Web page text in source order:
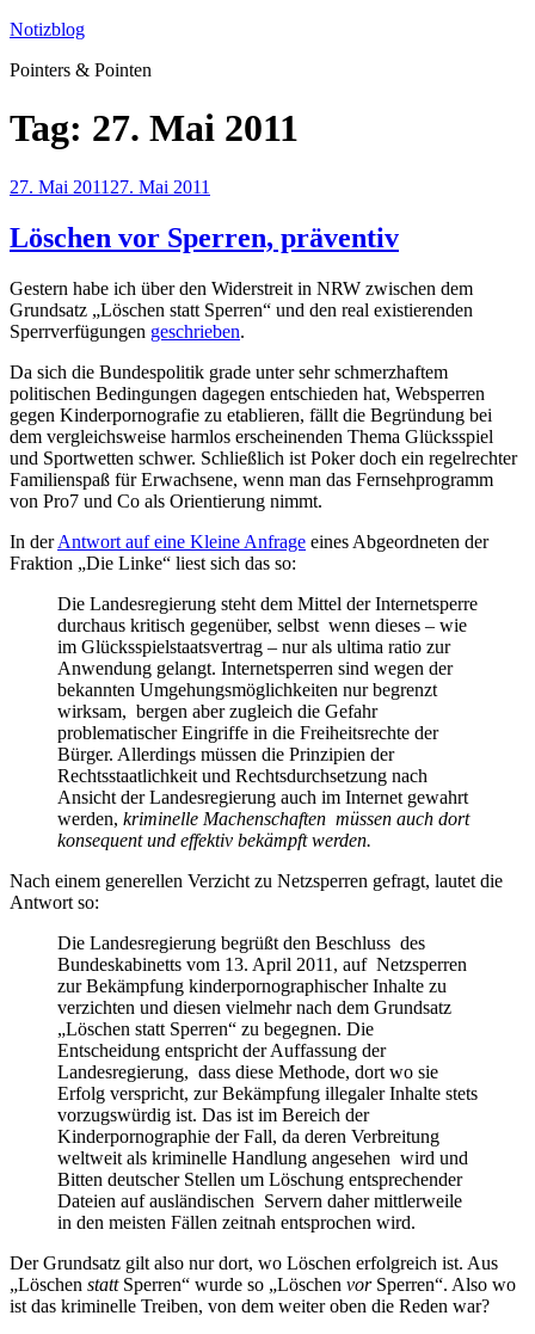
Zum
springen
Notizblog
Pointers & Pointen
Tag: 27. Mai 2011
Veröffentlicht
27. Mai 2011 27. Mai 2011
Löschen vor Sperren, präventiv
Gestern habe ich über den Widerstreit in NRW zwischen dem
Grundsatz „Löschen statt Sperren“ und den real existierenden
Sperrverfügungen geschrieben.
Da sich die Bundespolitik grade unter sehr schmerzhaftem
politischen Bedingungen dagegen entschieden hat, Websperren
gegen Kinderpornografie zu etablieren, fällt die Begründung bei
dem vergleichsweise harmlos erscheinenden Thema Glücksspiel
und Sportwetten schwer. Schließlich ist Poker doch ein regelrechter
Familienspaß für Erwachsene, wenn man das Fernsehprogramm
von Pro7 und Co als Orientierung nimmt.
In derAntwort auf eine Kleine Anfrage eines Abgeordneten der
Fraktion „Die Linke“ liest sich das so:
Die Landesregierung steht dem Mittel der Internetsperre
durchaus kritisch gegenüber, selbst wenn dieses – wie
im Glücksspielstaatsvertrag – nur als ultima ratio zur
Anwendung gelangt. Internetsperren sind wegen der
bekannten Umgehungsmöglichkeiten nur begrenzt
wirksam, bergen aber zugleich die Gefahr
problematischer Eingriffe in die Freiheitsrechte der
Bürger. Allerdings müssen die Prinzipien der
Rechtsstaatlichkeit und Rechtsdurchsetzung nach
Ansicht der Landesregierung auch im Internet gewahrt
werden, kriminelle Machenschaften müssen auch dort
konsequent und effektiv bekämpft werden.
Nach einem generellen Verzicht zu Netzsperren gefragt, lautet die
Antwort so:
Die Landesregierung begrüßt den Beschluss des
Bundeskabinetts vom 13. April 2011, auf Netzsperren
zur Bekämpfung kinderpornographischer Inhalte zu
verzichten und diesen vielmehr nach dem Grundsatz
„Löschen statt Sperren“ zu begegnen. Die
Entscheidung entspricht der Auffassung der
Landesregierung, dass diese Methode, dort wo sie
Erfolg verspricht, zur Bekämpfung illegaler Inhalte stets
vorzugswürdig ist. Das ist im Bereich der
Kinderpornographie der Fall, da deren Verbreitung
weltweit als kriminelle Handlung angesehen wird und
Bitten deutscher Stellen um Löschung entsprechender
Dateien auf ausländischen Servern daher mittlerweile
in den meisten Fällen zeitnah entsprochen wird.
Der Grundsatz gilt also nur dort, wo Löschen erfolgreich ist. Aus
„Löschen stattSperren“ wurde so „Löschen vorSperren“. Also wo
ist das kriminelle Treiben, von dem weiter oben die Reden war?